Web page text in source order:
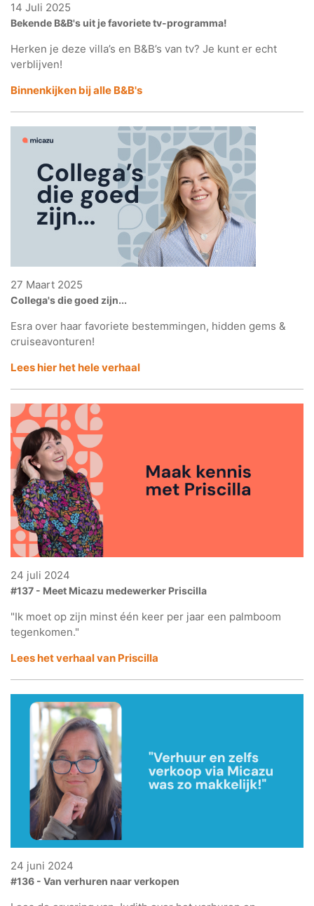
14 Juli 2025
Bekende B&B's uit je favoriete tv-programma!
Herken je deze villa’s en B&B’s van tv? Je kunt er echt
verblijven!
Binnenkijken bij alle B&B's
27 Maart 2025
Collega's die goed zijn...
Esra over haar favoriete bestemmingen, hidden gems &
cruiseavonturen!
Lees hier het hele verhaal
24 juli 2024
#137 - Meet Micazu medewerker Priscilla
"Ik moet op zijn minst één keer per jaar een palmboom
tegenkomen."
Lees het verhaal van Priscilla
24 juni 2024
#136 - Van verhuren naar verkopen